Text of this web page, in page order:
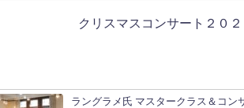
クリスマスコンサート２０２
ラングラメ氏 マスタークラス＆コン